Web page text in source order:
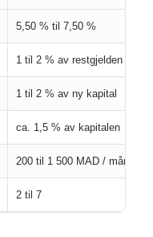
5,50 % til 7,50 %
1 til 2 % av restgjelden
1 til 2 % av ny kapital
ca. 1,5 % av kapitalen
200 til 1 500 MAD / måned
2 til 7